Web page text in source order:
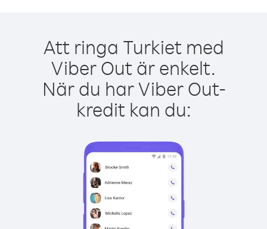
Att ringa Turkiet med
Viber Out är enkelt.
När du har Viber Out-
kredit kan du: